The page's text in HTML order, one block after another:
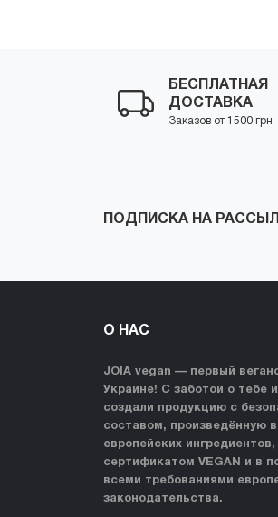
БЕСПЛАТНАЯ
ДОСТАВКА
Заказов от 1500 грн
ПОДПИСКА НА
О НАС
JOIA vegan — первый
Украине! С заботой о
создали продукцию с
составом, произведённую
европейских
сертификатом VEGAN и в
всеми требованиями
законодательства.